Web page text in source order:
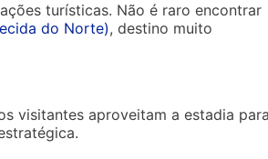
turísticas. Não é raro encontrar
do Norte), destino muito
visitantes aproveitam a estadia